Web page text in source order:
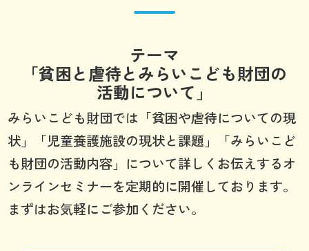
テーマ
「貧困と虐待とみらいこども財団の
活動について」
みらいこども財団では「貧困や虐待についての現
状」「児童養護施設の現状と課題」「みらいこど
も財団の活動内容」について詳しくお伝えするオ
ンラインセミナーを定期的に開催しております。
まずはお気軽にご参加ください。